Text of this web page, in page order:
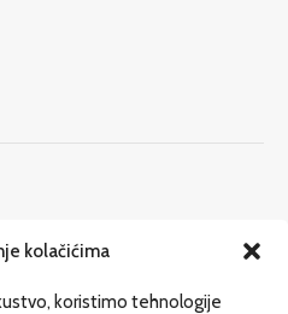
kolačićima
koristimo tehnologije